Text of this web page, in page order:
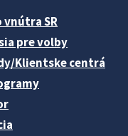
SR
pre volby
Klientske centrá